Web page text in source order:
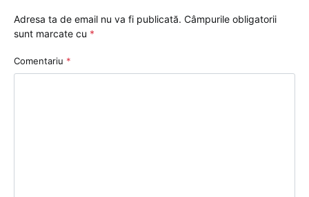
Adresa ta de email nu va fi publicată. Câmpurile obligatorii
sunt marcate cu *
Comentariu *